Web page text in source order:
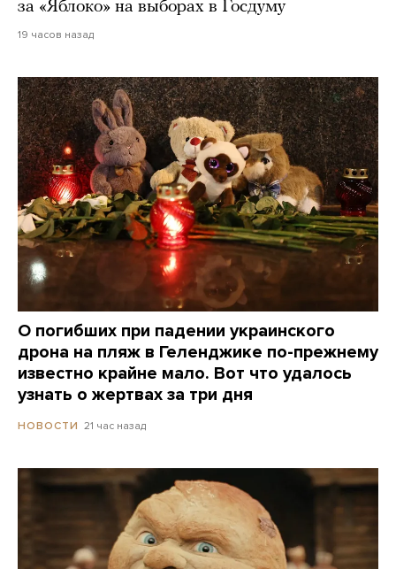
за «Яблоко» на выборах в Госдуму
19 часов назад
О погибших при падении украинского
дрона на пляж в Геленджике по-прежнему
известно крайне мало. Вот что удалось
узнать о жертвах за три дня
НОВОСТИ 21 час назад